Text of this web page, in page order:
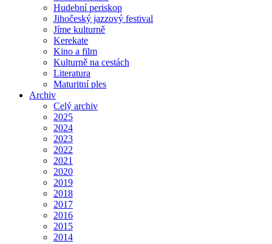
Hudební periskop
Jihočeský jazzový festival
Jíme kulturně
Kerekate
Kino a film
Kulturně na cestách
Literatura
Maturitní ples
Archiv
Celý archiv
2025
2024
2023
2022
2021
2020
2019
2018
2017
2016
2015
2014